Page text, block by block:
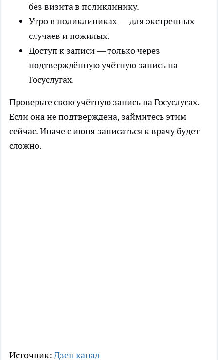
без визита в поликлинику.
Утро в поликлиниках — для экстренных
случаев и пожилых.
Доступ к записи — только через
подтверждённую учётную запись на
Госуслугах.
Проверьте свою учётную запись на Госуслугах.
Если она не подтверждена, займитесь этим
сейчас. Иначе с июня записаться к врачу будет
сложно.
Источник: Дзен канал